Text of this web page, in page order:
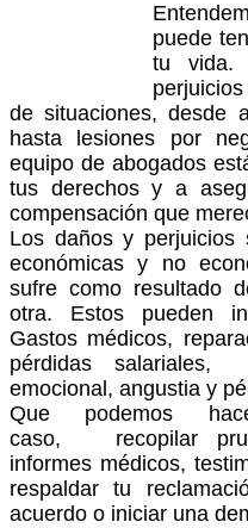
puede
tu vida.
de situaciones, desde
hasta lesiones por
equipo de abogados
tus derechos y a
compensación que
Los daños y
económicas y no
sufre como resultado
otra. Estos pueden
Gastos médicos,
pérdidas salariales,
emocional, angustia y
Que podemos
caso, recopilar
informes médicos,
respaldar tu
acuerdo o iniciar una